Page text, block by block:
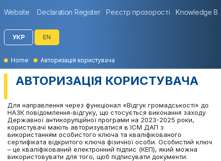
Website Declaration Register Реєстр прозорості Knowledge
УКР EN
Home Авторизація користувача
АВТОРИЗАЦІЯ КОРИСТУВАЧА
Для направлення через функціонал «Відгук громадськості» до
НАЗК повідомлення-відгуку, що стосується виконання заходу
Державної антикорупційної програми на 2023-2025 роки,
користувачі мають авторизуватися в ІСМ ДАП з
використанням особистого ключа та кваліфікованого
сертифіката відкритого ключа фізичної особи. Особистий ключ
– це кваліфікований електронний підпис (КЕП), який можна
використовувати для того, щоб підписувати документи.